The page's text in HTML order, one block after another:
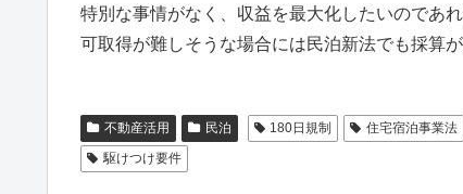
特別な事情がなく、収益を最大化したいのであ
可取得が難しそうな場合には民泊新法でも採算
不動産活用 民泊 180日規制 住宅宿泊事業法
駆けつけ要件